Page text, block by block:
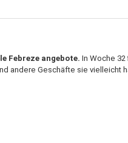
Febreze angebote. In Woche
andere Geschäfte sie vielleicht